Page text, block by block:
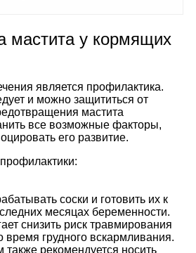
мастита у кормящих
является профилактика.
и можно защититься от
мастита
все возможные факторы,
его развитие.
соски и готовить их к
месяцах беременности.
снизить риск травмирования
время грудного вскармливания.
рекомендуется носить